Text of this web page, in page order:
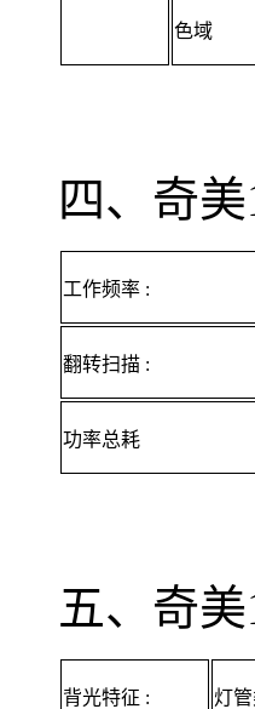
色域
四、奇
工作频率 :
翻转扫描 :
功率总耗
五、奇
背光特征 : 灯